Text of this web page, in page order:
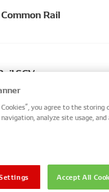
Rail
SCV
Common Rail
you agree to the storing
analyze site usage,
Accept All